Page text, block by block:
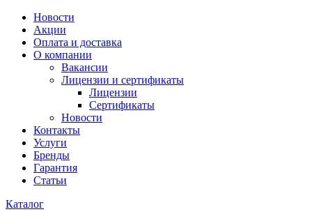
Новости
Акции
Оплата и доставка
О компании
Вакансии
Лицензии и сертификаты
Лицензии
Сертификаты
Новости
Контакты
Услуги
Бренды
Гарантия
Статьи
Каталог